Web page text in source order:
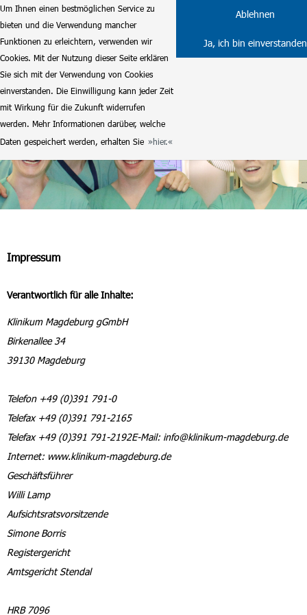
Um Ihnen einen bestmöglichen Service zu
bieten und die Verwendung mancher
Funktionen zu erleichtern, verwenden wir
Cookies. Mit der Nutzung dieser Seite erklären
Sie sich mit der Verwendung von Cookies
einverstanden. Die Einwilligung kann jeder Zeit
mit Wirkung für die Zukunft widerrufen
werden. Mehr Informationen darüber, welche
Daten gespeichert werden, erhalten Sie
hier.
Ablehnen
Ja, ich bin einverstanden
Impressum
Verantwortlich für alle Inhalte:
Klinikum Magdeburg gGmbH
Birkenallee 34
39130 Magdeburg
Telefon +49 (0)391 791-0
Telefax +49 (0)391 791-2165
Telefax +49 (0)391 791-2192E-Mail: info@klinikum-magdeburg.de
Internet: www.klinikum-magdeburg.de
Geschäftsführer
Willi Lamp
Aufsichtsratsvorsitzende
Simone Borris
Registergericht
Amtsgericht Stendal
HRB 7096